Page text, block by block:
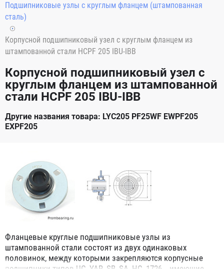
Подшипниковые узлы с круглым фланцем (штампованная
сталь)
Корпусной подшипниковый узел с круглым фланцем из
штампованной стали HCPF 205 IBU-IBB
Корпусной подшипниковый узел с
круглым фланцем из штампованной
стали HCPF 205 IBU-IBB
Другие названия товара: LYC205 PF25WF EWPF205
EXPF205
Фланцевые круглые подшипниковые узлы из
штампованной стали состоят из двух одинаковых
половинок, между которыми закрепляются корпусные